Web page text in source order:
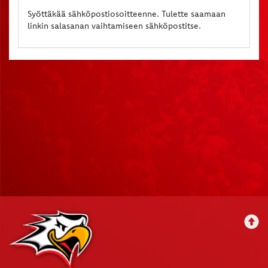
Syöttäkää sähköpostiosoitteenne. Tulette saamaan
linkin salasanan vaihtamiseen sähköpostitse.